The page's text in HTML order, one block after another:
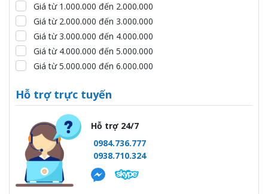
Giá từ 1.000.000 đến 2.000.000
Giá từ 2.000.000 đến 3.000.000
Giá từ 3.000.000 đến 4.000.000
Giá từ 4.000.000 đến 5.000.000
Giá từ 5.000.000 đến 6.000.000
Hỗ trợ trực tuyến
Hỗ trợ 24/7
0984.736.777
0938.710.324